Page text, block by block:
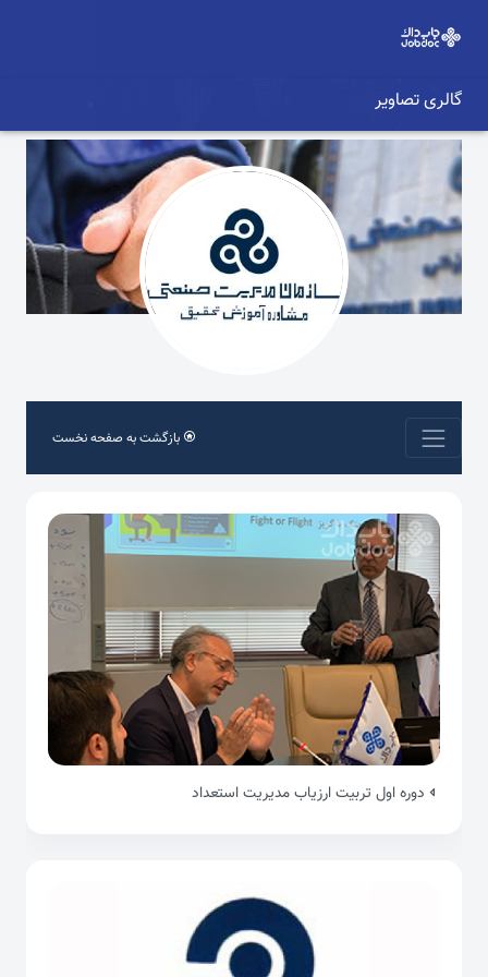
گالری تصاویر
بازگشت به صفحه نخست
دوره اول تربیت ارزیاب مدیریت استعداد